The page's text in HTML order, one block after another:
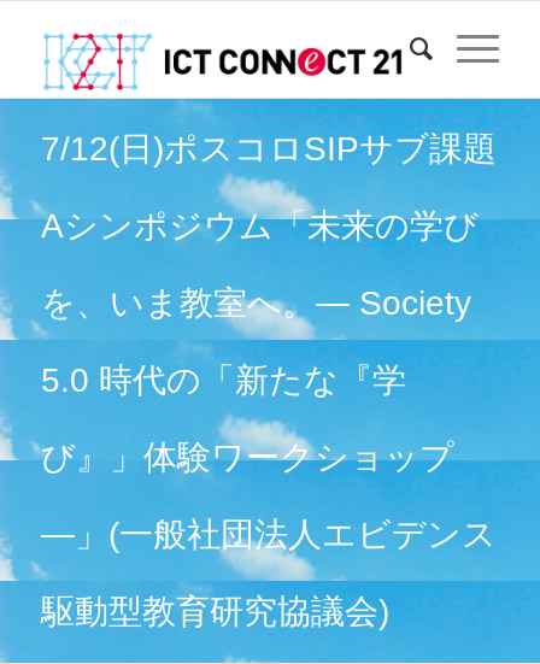
7/12(日)ポスコロSIPサブ課題
Aシンポジウム「未来の学び
を、いま教室へ。― Society
5.0 時代の「新たな『学
び』」体験ワークショップ
―」(一般社団法人エビデンス
駆動型教育研究協議会)